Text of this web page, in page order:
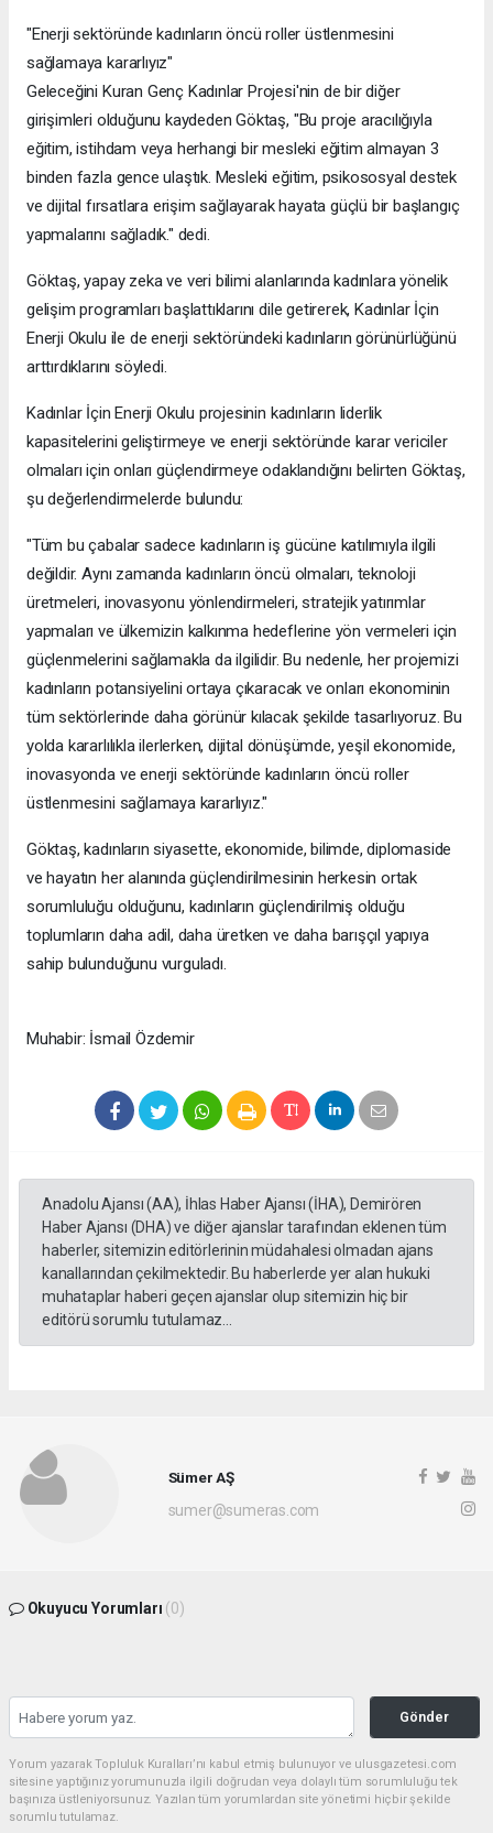
"Enerji sektöründe kadınların öncü roller üstlenmesini
sağlamaya kararlıyız"
Geleceğini Kuran Genç Kadınlar Projesi'nin de bir diğer
girişimleri olduğunu kaydeden Göktaş, "Bu proje aracılığıyla
eğitim, istihdam veya herhangi bir mesleki eğitim almayan 3
binden fazla gence ulaştık. Mesleki eğitim, psikososyal destek
ve dijital fırsatlara erişim sağlayarak hayata güçlü bir başlangıç ​​
yapmalarını sağladık." dedi.
Göktaş, yapay zeka ve veri bilimi alanlarında kadınlara yönelik
gelişim programları başlattıklarını dile getirerek, Kadınlar İçin
Enerji Okulu ile de enerji sektöründeki kadınların görünürlüğünü
arttırdıklarını söyledi.
Kadınlar İçin Enerji Okulu projesinin kadınların liderlik
kapasitelerini geliştirmeye ve enerji sektöründe karar vericiler
olmaları için onları güçlendirmeye odaklandığını belirten Göktaş,
şu değerlendirmelerde bulundu:
"Tüm bu çabalar sadece kadınların iş gücüne katılımıyla ilgili
değildir. Aynı zamanda kadınların öncü olmaları, teknoloji
üretmeleri, inovasyonu yönlendirmeleri, stratejik yatırımlar
yapmaları ve ülkemizin kalkınma hedeflerine yön vermeleri için
güçlenmelerini sağlamakla da ilgilidir. Bu nedenle, her projemizi
kadınların potansiyelini ortaya çıkaracak ve onları ekonominin
tüm sektörlerinde daha görünür kılacak şekilde tasarlıyoruz. Bu
yolda kararlılıkla ilerlerken, dijital dönüşümde, yeşil ekonomide,
inovasyonda ve enerji sektöründe kadınların öncü roller
üstlenmesini sağlamaya kararlıyız."
Göktaş, kadınların siyasette, ekonomide, bilimde, diplomaside
ve hayatın her alanında güçlendirilmesinin herkesin ortak
sorumluluğu olduğunu, kadınların güçlendirilmiş olduğu
toplumların daha adil, daha üretken ve daha barışçıl yapıya
sahip bulunduğunu vurguladı.
Muhabir: İsmail Özdemir
Anadolu Ajansı (AA), İhlas Haber Ajansı (İHA), Demirören
Haber Ajansı (DHA) ve diğer ajanslar tarafından eklenen tüm
haberler, sitemizin editörlerinin müdahalesi olmadan ajans
kanallarından çekilmektedir. Bu haberlerde yer alan hukuki
muhataplar haberi geçen ajanslar olup sitemizin hiç bir
editörü sorumlu tutulamaz...
Sümer AŞ
sumer@sumeras.com
Okuyucu Yorumları (0)
Gönder
Yorum yazarak Topluluk Kuralları’nı kabul etmiş bulunuyor ve ulusgazetesi.com
sitesine yaptığınız yorumunuzla ilgili doğrudan veya dolaylı tüm sorumluluğu tek
başınıza üstleniyorsunuz. Yazılan tüm yorumlardan site yönetimi hiçbir şekilde
sorumlu tutulamaz.